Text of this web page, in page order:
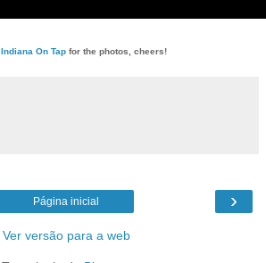
Indiana On Tap for the photos, cheers!
›
Página inicial
Ver versão para a web